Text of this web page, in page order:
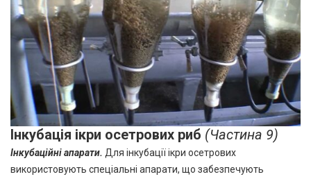
Інкубація ікри осетрових риб (Частина 9)
Інкубаційні апарати. Для інкубації ікри осетрових
використовують спеціальні апарати, що забезпечують